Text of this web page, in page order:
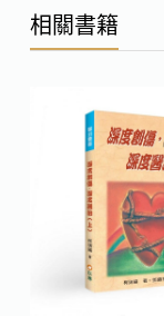
相關書籍